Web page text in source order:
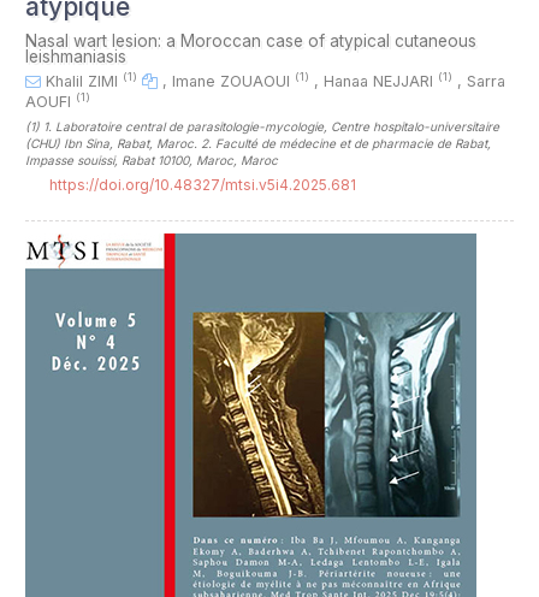
atypique
Nasal wart lesion: a Moroccan case of atypical cutaneous
leishmaniasis
Khalil ZIMI (1) , Imane ZOUAOUI (1) , Hanaa NEJJARI (1) , Sarra
AOUFI (1)
(1) 1. Laboratoire central de parasitologie-mycologie, Centre hospitalo-universitaire
(CHU) Ibn Sina, Rabat, Maroc. 2. Faculté de médecine et de pharmacie de Rabat,
Impasse souissi, Rabat 10100, Maroc, Maroc
https://doi.org/10.48327/mtsi.v5i4.2025.681